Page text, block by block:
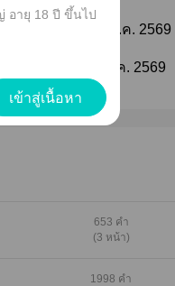
01 ก.ค. 2569
01 ส.ค. 2569
653 คำ
(3 หน้า)
1998 คำ
อายุ 18 ปี ขึ้นไป
เข้าสู่เนื้อหา